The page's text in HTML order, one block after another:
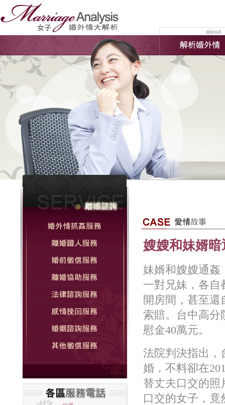
嫂嫂和妹婿
妹婿和嫂嫂通
一對兄妹，各自
開房間，甚至
索賠。台中高分
慰金40萬元。
法院判決指出，
婚，不料卻在
替丈夫口交的照
口交的女子，